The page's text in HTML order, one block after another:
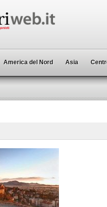
America del Nord Asia